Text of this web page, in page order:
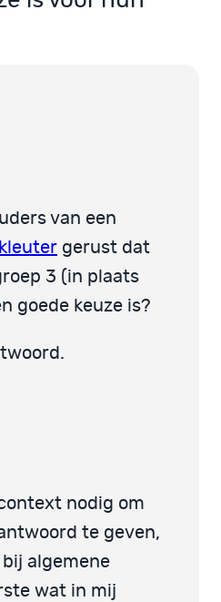
van een
gerust dat
3 (in plaats
goede keuze is?
nodig om
te geven,
algemene
wat in mij